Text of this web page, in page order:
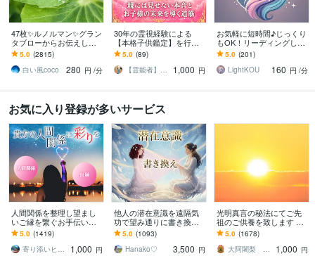
47枚✨ルノルマン✨グラン
タブローからお伝えしま
す ☪️恋愛・仕事・人間関
係✨ルノルマン1度試して
みませんか✡️
5.0 (2815)
白い風coco
280 円 /分
30年の霊視経験による
【本格子供鑑定】を行い
ます 子どもの本音と未来|
子育て・不登校・反抗
期・発達・親子関係
5.0 (89)
【霊能者】天晴
1,000 円
お気軽に短時間♪じっくり
もOK！リーディングしま
す ★人間関係★一緒にタ
ロットカードに聞いてみ
ましょう！
5.0 (201)
LightKOU
160 円 /分
お気に入り登録が多いサービス
人間関係を整理し望まし
いご縁を繋ぐお手伝いを
します お好きなエネルギ
ーを1回でお受け頂けるよ
うになりました
5.0 (1419)
寄り添いヒーラー＊haru
1,000 円
他人の潜在意識を遠隔気
功で望み通りに書き換え
ます イジメ、パワハラ、
浮気、不倫、SNSによる
誹謗中傷などの対策
5.0 (1093)
Hanako♡
3,500 円
光明真言の秘法にてご先
祖のご供養を致します ご
先祖をご供養して運を開
きたい方、障りを除きた
い方に最適です
5.0 (1678)
大阿闍梨 行光坊昊正
1,000 円